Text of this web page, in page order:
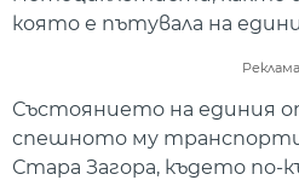
която е пътувала на
Реклама
Състоянието на единия
спешното му
Стара Загора, където по-